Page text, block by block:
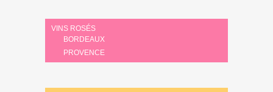
VINS ROSÉS
BORDEAUX
PROVENCE